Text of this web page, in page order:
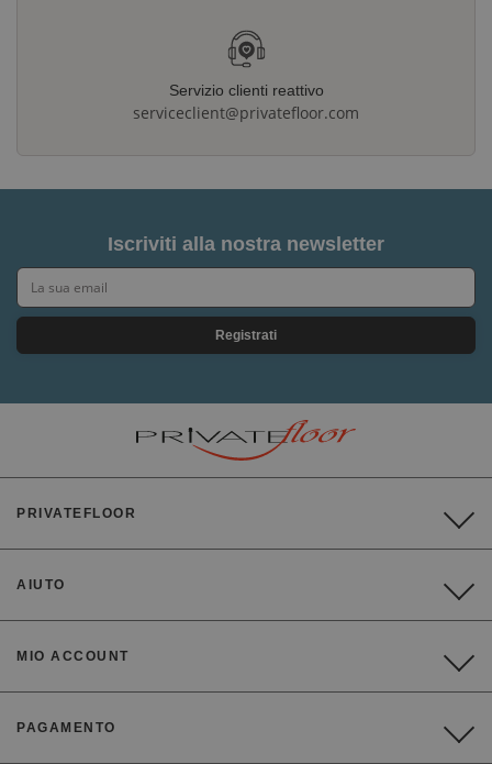
Servizio clienti reattivo
serviceclient@privatefloor.com
Iscriviti alla nostra newsletter
Registrati
PRIVATEFLOOR
AIUTO
MIO ACCOUNT
PAGAMENTO